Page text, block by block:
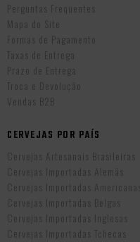
Perguntas Frequentes
Mapa do Site
Formas de Pagamento
Taxas de Entrega
Prazo de Entrega
Troca e Devolução
Vendas B2B
CERVEJAS POR PAÍS
Cervejas Artesanais Brasileiras
Cervejas Importadas Alemãs
Cervejas Importadas Americanas
Cervejas Importadas Belgas
Cervejas Importadas Inglesas
Cervejas Importadas Tchecas